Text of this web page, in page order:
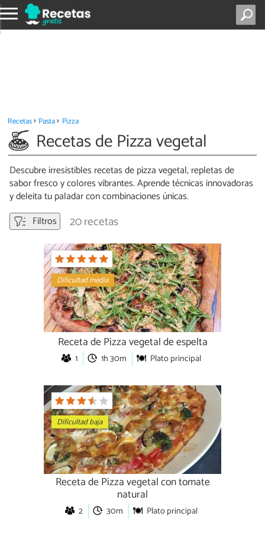
Recetas Pasta Pizza
Recetas de Pizza vegetal
Descubre irresistibles recetas de pizza vegetal, repletas de
sabor fresco y colores vibrantes. Aprende técnicas innovadoras
y deleita tu paladar con combinaciones únicas.
Filtros
20 recetas
Dificultad media
Receta de Pizza vegetal de espelta
1 1h 30m Plato principal
Dificultad baja
Receta de Pizza vegetal con tomate
natural
2 30m Plato principal